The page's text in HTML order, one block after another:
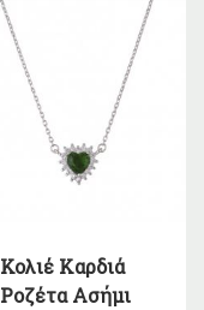
Κολιέ Καρδιά
Ροζέτα Ασήμι